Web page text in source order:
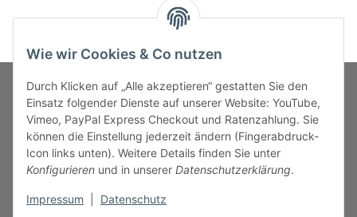
MARKENWELT
SERVICE
INFORMATIONEN
Wie wir Cookies & Co nutzen
Durch Klicken auf „Alle akzeptieren“ gestatten Sie den
Einsatz folgender Dienste auf unserer Website: YouTube,
Vimeo, PayPal Express Checkout und Ratenzahlung. Sie
können die Einstellung jederzeit ändern (Fingerabdruck-
Icon links unten). Weitere Details finden Sie unter
Konfigurieren und in unserer Datenschutzerklärung.
Impressum Datenschutz